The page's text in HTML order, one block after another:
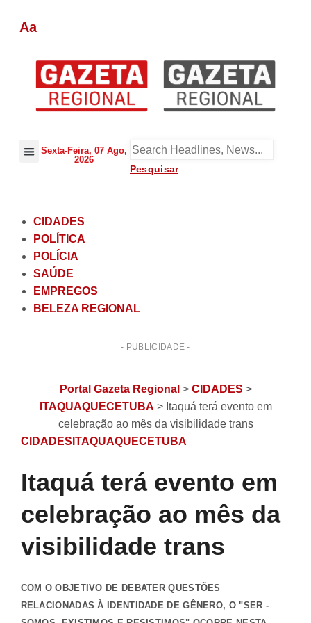
Aa
Sexta-Feira, 07
Ago, 2026
CIDADES
POLÍTICA
POLÍCIA
SAÚDE
EMPREGOS
BELEZA REGIONAL
- PUBLICIDADE -
Portal Gazeta Regional>CIDADES >
ITAQUAQUECETUBA>Itaquá terá evento em
celebração ao mês da visibilidade trans
CIDADESITAQUAQUECETUBA
Itaquá terá evento em
celebração ao mês da
visibilidade trans
COM O OBJETIVO DE DEBATER QUESTÕES RELACIONADAS
À IDENTIDADE DE GÊNERO, O "SER - SOMOS, EXISTIMOS E